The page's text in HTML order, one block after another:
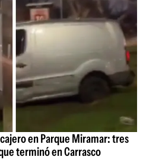
en Parque Miramar: tres
terminó en Carrasco